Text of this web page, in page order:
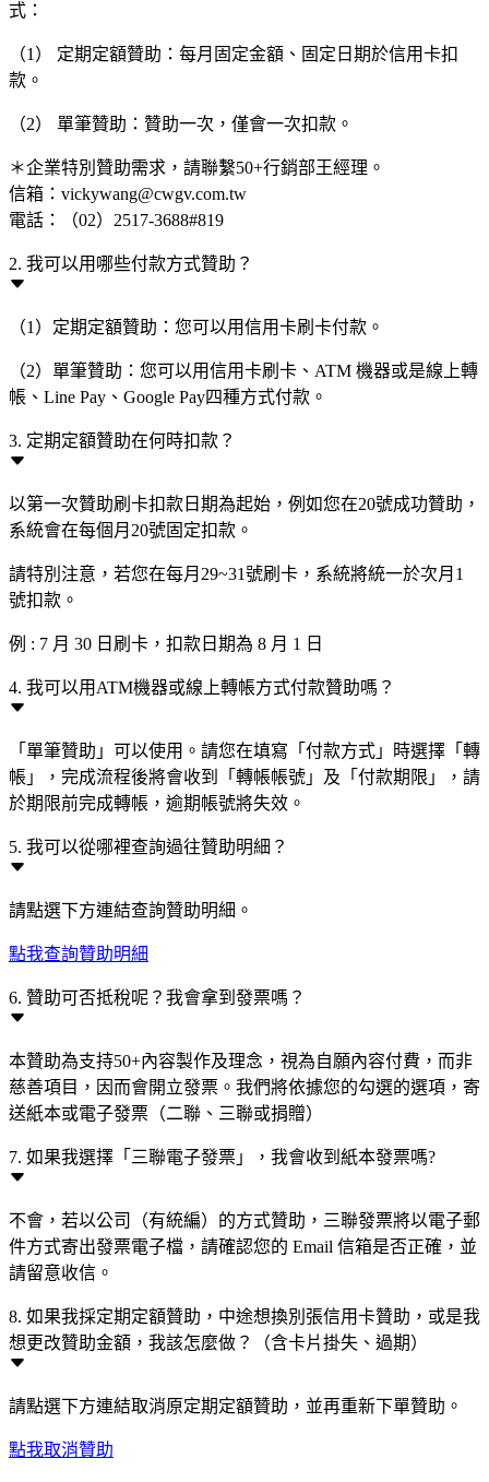
式：
（1） 定期定額贊助：每月固定金額、固定日期於信用卡扣
款。
（2） 單筆贊助：贊助一次，僅會一次扣款。
＊企業特別贊助需求，請聯繫50+行銷部王經理。
信箱：vickywang@cwgv.com.tw
電話：（02）2517-3688#819
2. 我可以用哪些付款方式贊助？
（1）定期定額贊助：您可以用信用卡刷卡付款。
（2）單筆贊助：您可以用信用卡刷卡、ATM 機器或是線上轉
帳、Line Pay、Google Pay四種方式付款。
3. 定期定額贊助在何時扣款？
以第一次贊助刷卡扣款日期為起始，例如您在20號成功贊助，
系統會在每個月20號固定扣款。
請特別注意，若您在每月29~31號刷卡，系統將統一於次月1
號扣款。
例 : 7 月 30 日刷卡，扣款日期為 8 月 1 日
4. 我可以用ATM機器或線上轉帳方式付款贊助嗎？
「單筆贊助」可以使用。請您在填寫「付款方式」時選擇「轉
帳」，完成流程後將會收到「轉帳帳號」及「付款期限」，請
於期限前完成轉帳，逾期帳號將失效。
5. 我可以從哪裡查詢過往贊助明細？
請點選下方連結查詢贊助明細。
點我查詢贊助明細
6. 贊助可否抵稅呢？我會拿到發票嗎？
本贊助為支持50+內容製作及理念，視為自願內容付費，而非
慈善項目，因而會開立發票。我們將依據您的勾選的選項，寄
送紙本或電子發票（二聯、三聯或捐贈）
7. 如果我選擇「三聯電子發票」，我會收到紙本發票嗎?
不會，若以公司（有統編）的方式贊助，三聯發票將以電子郵
件方式寄出發票電子檔，請確認您的 Email 信箱是否正確，並
請留意收信。
8. 如果我採定期定額贊助，中途想換別張信用卡贊助，或是我
想更改贊助金額，我該怎麼做？（含卡片掛失、過期）
請點選下方連結取消原定期定額贊助，並再重新下單贊助。
點我取消贊助